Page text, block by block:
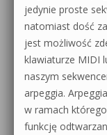
jedynie proste
natomiast dość
jest możliwość
klawiaturze MIDI
naszym
arpeggia.
w ramach
funkcję